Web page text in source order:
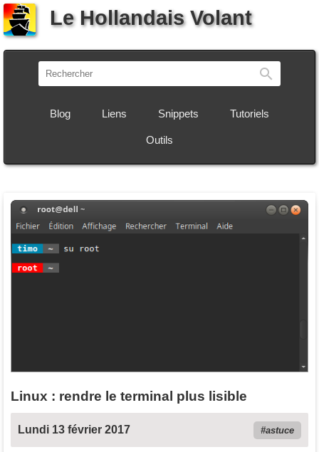
Le Hollandais Volant
Blog Liens Snippets Tutoriels
Outils
Linux : rendre le terminal plus lisible
Lundi 13 février 2017 astuce